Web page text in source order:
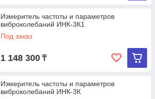
Измеритель частоты и параметров
виброколебаний ИНК-3К1
Под заказ
1 148 300 ₸
Измеритель частоты и параметров
виброколебаний ИНК-3К